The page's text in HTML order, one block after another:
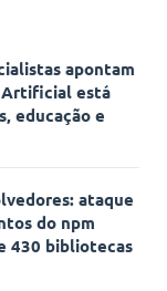
apontam
está
educação e
ataque
do npm
430 bibliotecas